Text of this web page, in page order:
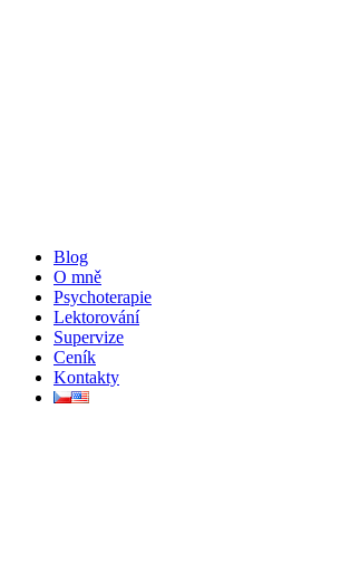
Blog
O mně
Psychoterapie
Lektorování
Supervize
Ceník
Kontakty